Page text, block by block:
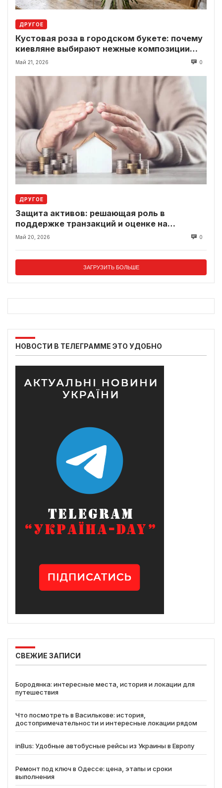
ДРУГОЕ
Кустовая роза в городском букете: почему
киевляне выбирают нежные композиции
вместо классики
Май 21, 2026 0
ДРУГОЕ
Защита активов: решающая роль в
поддержке транзакций и оценке на
современном рынке
Май 20, 2026 0
ЗАГРУЗИТЬ БОЛЬШЕ
НОВОСТИ В ТЕЛЕГРАММЕ ЭТО УДОБНО
СВЕЖИЕ ЗАПИСИ
Бородянка: интересные места, история и локации для
путешествия
Что посмотреть в Василькове: история,
достопримечательности и интересные локации рядом
inBus: Удобные автобусные рейсы из Украины в Европу
Ремонт под ключ в Одессе: цена, этапы и сроки
выполнения